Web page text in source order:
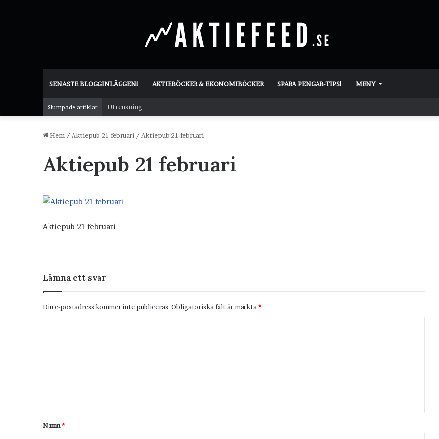
SENASTE BLOGGINLÄGGEN! AKTIEBÖCKER & EKONOMIBÖCKER SPARA PENGAR-TIPS! MENY
Slumpade artiklar Utrensning
Hem / Aktiepub 21 februari / Aktiepub 21 februari
Aktiepub 21 februari
Aktiepub 21 februari
Lämna ett svar
Din e-postadress kommer inte publiceras. Obligatoriska fält är märkta *
t
a
Namn*